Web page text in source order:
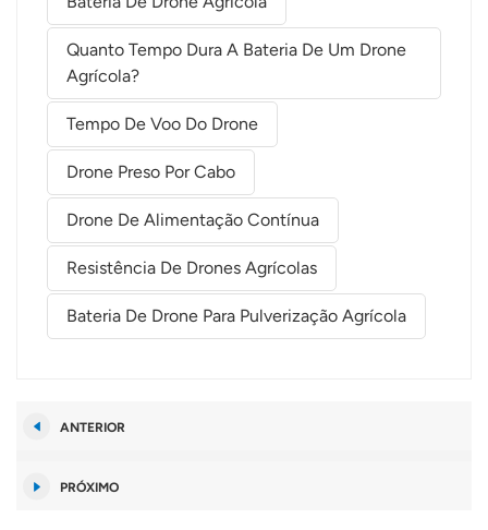
Quanto Tempo Dura A Bateria De Um Drone
Agrícola?
Tempo De Voo Do Drone
Drone Preso Por Cabo
Drone De Alimentação Contínua
Resistência De Drones Agrícolas
Bateria De Drone Para Pulverização Agrícola
ANTERIOR
PRÓXIMO